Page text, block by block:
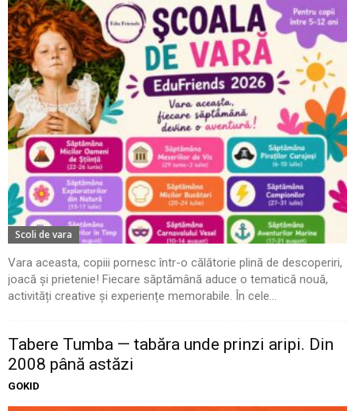
Scoli de vara
Vara aceasta, copiii pornesc într-o călătorie plină de descoperiri,
joacă și prietenie! Fiecare săptămână aduce o tematică nouă,
activități creative și experiențe memorabile. În cele...
Tabere Tumba — tabăra unde prinzi aripi. Din
2008 până astăzi
GOKID